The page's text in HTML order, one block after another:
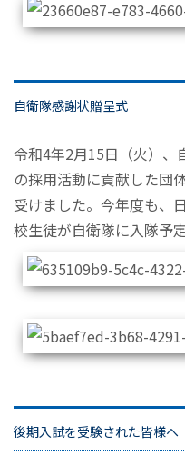
自衛隊感謝状贈呈式
令和4年2月15日（火）、
の採用活動に貢献した団
受けました。今年度も、
校生徒が自衛隊に入隊予定
後期入試を受験された皆様へ